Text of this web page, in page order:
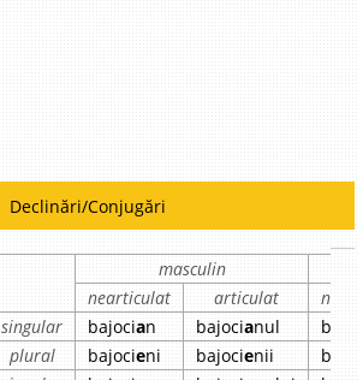
Declinări/Conjugări
masculin
nearticulat
articulat
singular bajocian bajocianul
plural
bajocieni bajocienii